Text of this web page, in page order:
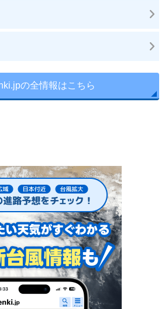
の全情報はこちら